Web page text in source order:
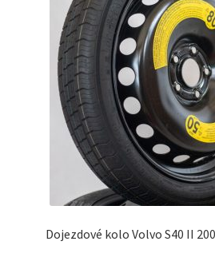
Dojezdové kolo Volvo S40 II